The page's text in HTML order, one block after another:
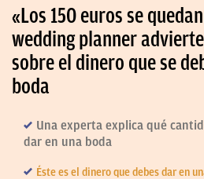
«Los 150 euros se
wedding planner
sobre el dinero que se
boda
Una experta explica qué
dar en una boda
Éste es el dinero que debes dar en